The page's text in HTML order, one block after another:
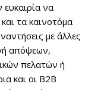
ευκαιρία να
τα καινοτόμα
με άλλες
απόψεων,
πελατών ή
και οι Β2Β